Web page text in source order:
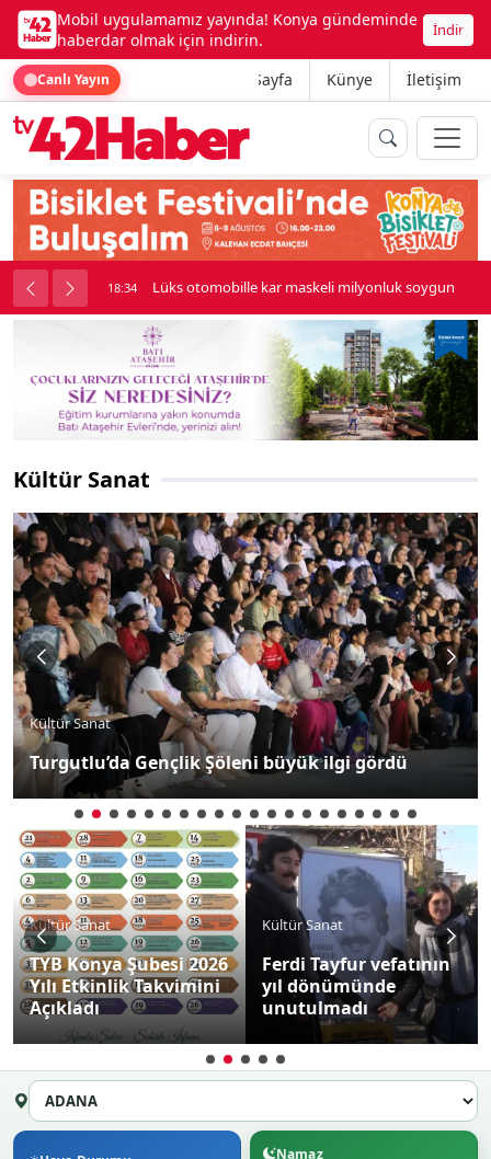
Mobil uygulamamız yayında! Konya gündeminde
haberdar olmak için indirin.
İndir
Canlı Yayın Ana Sayfa Künye İletişim
kavga çıktı 18:34 Lüks otomobille kar maskeli milyonluk soygun
Kültür Sanat
Kültür Sanat
Turgutlu’da Gençlik Şöleni büyük ilgi gördü
Kültür Sanat
TYB Konya Şubesi 2026
Yılı Etkinlik Takvimini
Açıkladı
Kültür Sanat
Ferdi Tayfur vefatının
yıl dönümünde
unutulmadı
Namaz